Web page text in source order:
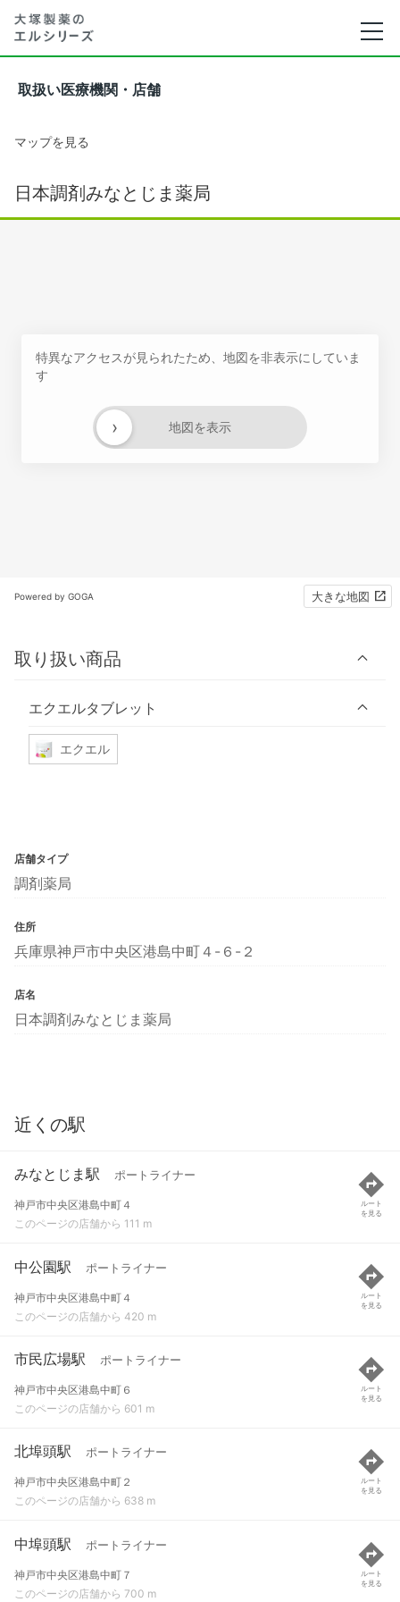
取扱い医療機関・店舗
マップを見る
日本調剤みなとじま薬局
特異なアクセスが見られたため、地図を非表示にしていま
す
地図を表示
›
Powered by GOGA 大きな地図
取り扱い商品
エクエルタブレット
エクエル
店舗タイプ
調剤薬局
住所
兵庫県神戸市中央区港島中町４-６-２
店名
日本調剤みなとじま薬局
近くの駅
みなとじま駅 ポートライナー
神戸市中央区港島中町４
このページの店舗から 111 m
ルート
を見る
中公園駅 ポートライナー
神戸市中央区港島中町４
このページの店舗から 420 m
ルート
を見る
市民広場駅 ポートライナー
神戸市中央区港島中町６
このページの店舗から 601 m
ルート
を見る
北埠頭駅 ポートライナー
神戸市中央区港島中町２
このページの店舗から 638 m
ルート
を見る
中埠頭駅 ポートライナー
神戸市中央区港島中町７
このページの店舗から 700 m
ルート
を見る